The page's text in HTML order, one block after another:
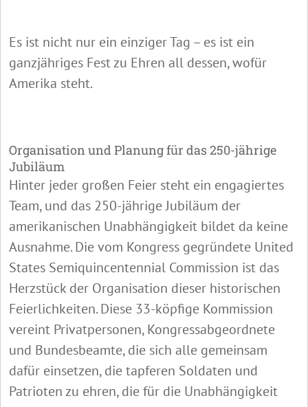
Es ist nicht nur ein einziger Tag – es ist ein
ganzjähriges Fest zu Ehren all dessen, wofür
Amerika steht.
Organisation und Planung für das 250-jährige
Jubiläum
Hinter jeder großen Feier steht ein engagiertes
Team, und das 250-jährige Jubiläum der
amerikanischen Unabhängigkeit bildet da keine
Ausnahme. Die vom Kongress gegründete United
States Semiquincentennial Commission ist das
Herzstück der Organisation dieser historischen
Feierlichkeiten. Diese 33-köpfige Kommission
vereint Privatpersonen, Kongressabgeordnete
und Bundesbeamte, die sich alle gemeinsam
dafür einsetzen, die tapferen Soldaten und
Patrioten zu ehren, die für die Unabhängigkeit